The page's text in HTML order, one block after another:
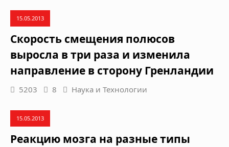
15.05.2013
Скорость смещения полюсов
выросла в три раза и изменила
направление в сторону Гренландии
5203 8 Наука и Технологии
15.05.2013
Реакцию мозга на разные типы